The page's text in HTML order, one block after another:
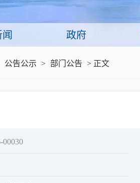
公共企事业单位信 依申请
政府
公告公示 > 部门公告 > 正文
00030